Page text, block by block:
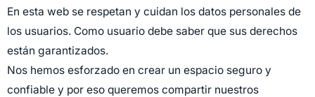
En esta web se respetan y cuidan los datos personales de
los usuarios. Como usuario debe saber que sus derechos
están garantizados.
Nos hemos esforzado en crear un espacio seguro y
confiable y por eso queremos compartir nuestros